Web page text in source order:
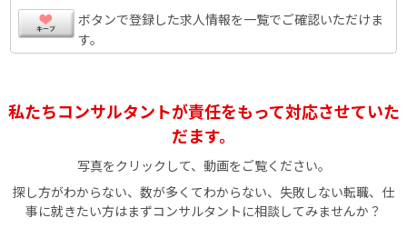
ボタンで登録した求人情報を一覧でご確認いただけま
す。
私たちコンサルタントが責任をもって対応させていた
だます。
写真をクリックして、動画をご覧ください。
探し方がわからない、数が多くてわからない、失敗しない転職、仕
事に就きたい方はまずコンサルタントに相談してみませんか？